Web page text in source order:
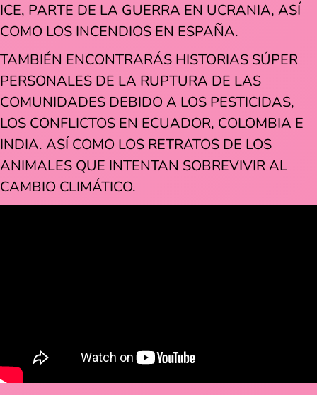
ICE, PARTE DE LA GUERRA EN UCRANIA, ASÍ
COMO LOS INCENDIOS EN ESPAÑA.
TAMBIÉN ENCONTRARÁS HISTORIAS SÚPER
PERSONALES DE LA RUPTURA DE LAS
COMUNIDADES DEBIDO A LOS PESTICIDAS,
LOS CONFLICTOS EN ECUADOR, COLOMBIA E
INDIA. ASÍ COMO LOS RETRATOS DE LOS
ANIMALES QUE INTENTAN SOBREVIVIR AL
CAMBIO CLIMÁTICO.